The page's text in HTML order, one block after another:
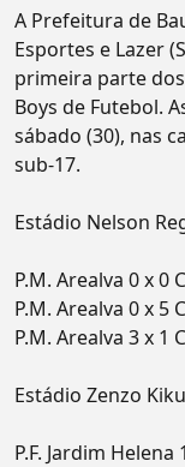
A Prefeitura de
Esportes e Lazer
primeira parte dos
Boys de Futebol.
sábado (30), nas
sub-17.
Estádio Nelson
P.M. Arealva 0 x 0
P.M. Arealva 0 x 5
P.M. Arealva 3 x 1
Estádio Zenzo
P.F. Jardim